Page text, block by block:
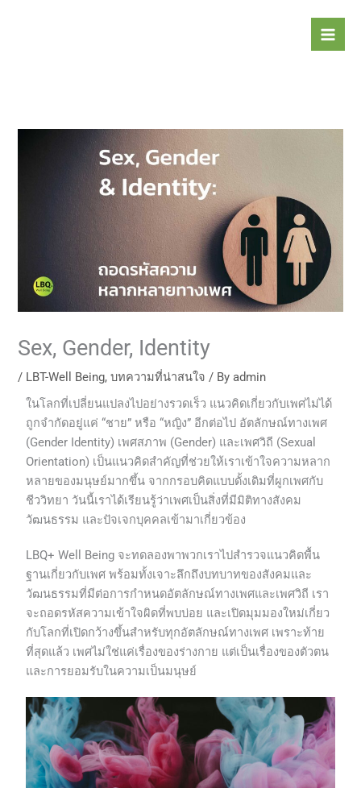
Sex, Gender, Identity
/ LBT-Well Being,บทความที่น่าสนใจ / Byadmin
ในโลกที่เปลี่ยนแปลงไปอย่างรวดเร็ว แนวคิดเกี่ยวกับเพศไม่ได้
ถูกจำกัดอยู่แค่ “ชาย” หรือ “หญิง” อีกต่อไป อัตลักษณ์ทางเพศ
(Gender Identity) เพศสภาพ (Gender) และเพศวิถี (Sexual
Orientation) เป็นแนวคิดสำคัญที่ช่วยให้เราเข้าใจความหลาก
หลายของมนุษย์มากขึ้น จากกรอบคิดแบบดั้งเดิมที่ผูกเพศกับ
ชีววิทยา วันนี้เราได้เรียนรู้ว่าเพศเป็นสิ่งที่มีมิติทางสังคม
วัฒนธรรม และปัจเจกบุคคลเข้ามาเกี่ยวข้อง
LBQ+ Well Being จะทดลองพาพวกเราไปสำรวจแนวคิดพื้น
ฐานเกี่ยวกับเพศ พร้อมทั้งเจาะลึกถึงบทบาทของสังคมและ
วัฒนธรรมที่มีต่อการกำหนดอัตลักษณ์ทางเพศและเพศวิถี เรา
จะถอดรหัสความเข้าใจผิดที่พบบ่อย และเปิดมุมมองใหม่เกี่ยว
กับโลกที่เปิดกว้างขึ้นสำหรับทุกอัตลักษณ์ทางเพศ เพราะท้าย
ที่สุดแล้ว เพศไม่ใช่แค่เรื่องของร่างกาย แต่เป็นเรื่องของตัวตน
และการยอมรับในความเป็นมนุษย์